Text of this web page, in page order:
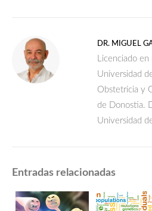
DR. MIGUEL
Licenciado
Universidad
Obstetricia y
de Donostia.
Universidad
Entradas relacionadas